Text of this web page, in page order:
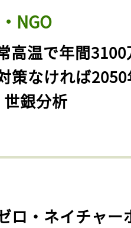
NGO
高温で年間
策なければ
銀分析
ロ・ネイチャー